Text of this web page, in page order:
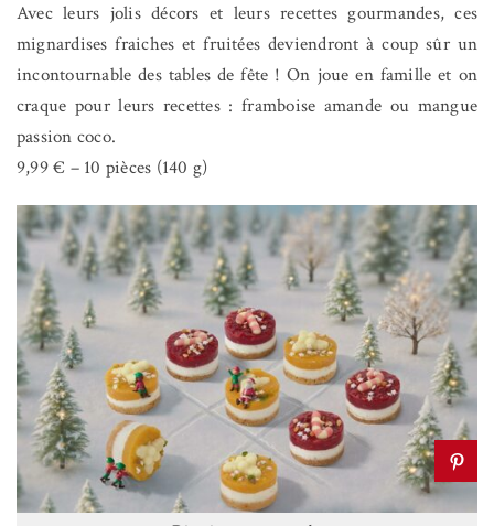
Avec leurs jolis décors et leurs recettes gourmandes, ces
mignardises fraiches et fruitées deviendront à coup sûr un
incontournable des tables de fête ! On joue en famille et on
craque pour leurs recettes : framboise amande ou mangue
passion coco.
9,99 € – 10 pièces (140 g)